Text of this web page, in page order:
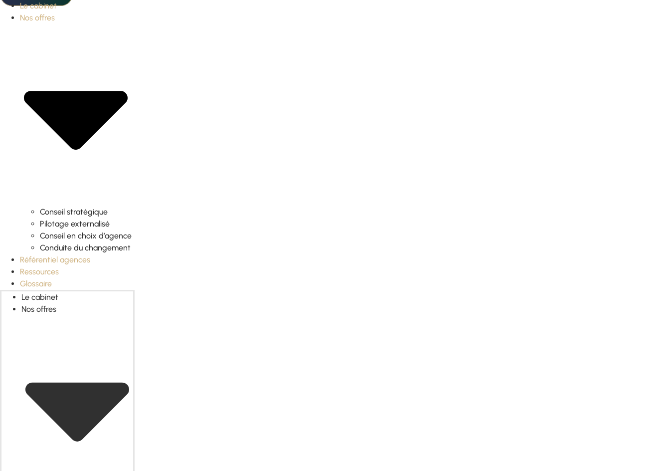
Le cabinet
Nos offres
Conseil stratégique
Pilotage externalisé
Conseil en choix d’agence
Conduite du changement
Référentiel agences
Ressources
Glossaire
Le cabinet
Nos offres